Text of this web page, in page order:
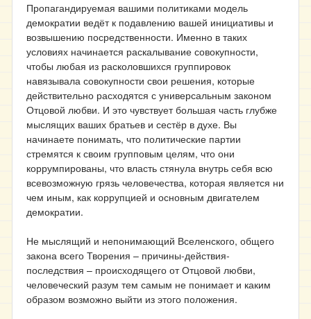
Пропагандируемая вашими политиками модель
демократии ведёт к подавлению вашей инициативы и
возвышению посредственности. Именно в таких
условиях начинается раскалывание совокупности,
чтобы любая из расколовшихся группировок
навязывала совокупности свои решения, которые
действительно расходятся с универсальным законом
Отцовой любви. И это чувствует большая часть глубже
мыслящих ваших братьев и сестёр в духе. Вы
начинаете понимать, что политические партии
стремятся к своим групповым целям, что они
коррумпированы, что власть стянула внутрь себя всю
всевозможную грязь человечества, которая является ни
чем иным, как коррупцией и основным двигателем
демократии.
Не мыслящий и непонимающий Вселенского, общего
закона всего Творения – причины-действия-
последствия – происходящего от Отцовой любви,
человеческий разум тем самым не понимает и каким
образом возможно выйти из этого положения.